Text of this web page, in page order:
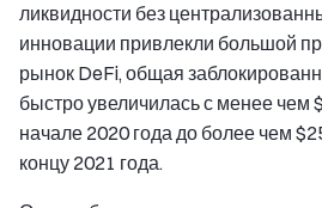
ликвидности без
инновации привлекли большой
рынок DeFi, общая
быстро увеличилась с менее чем
начале 2020 года до более чем
концу 2021 года.